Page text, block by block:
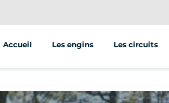
Accueil Les engins Les circuits